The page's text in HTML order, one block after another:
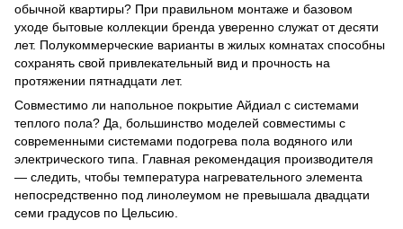
обычной квартиры? При правильном монтаже и базовом
уходе бытовые коллекции бренда уверенно служат от десяти
лет. Полукоммерческие варианты в жилых комнатах способны
сохранять свой привлекательный вид и прочность на
протяжении пятнадцати лет.
Совместимо ли напольное покрытие Айдиал с системами
теплого пола? Да, большинство моделей совместимы с
современными системами подогрева пола водяного или
электрического типа. Главная рекомендация производителя
— следить, чтобы температура нагревательного элемента
непосредственно под линолеумом не превышала двадцати
семи градусов по Цельсию.